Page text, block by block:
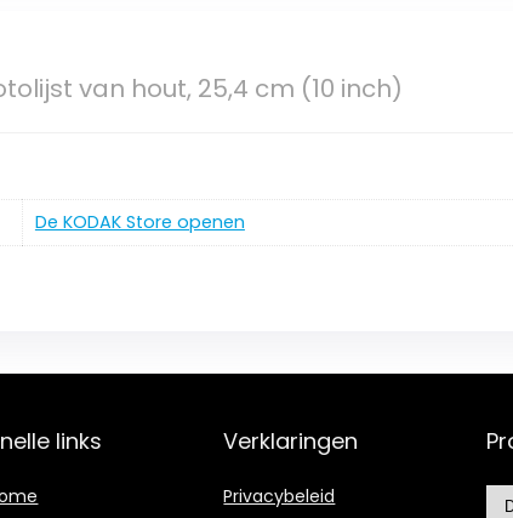
van hout, 25,4 cm (10 inch)
De KODAK Store openen
links Verklaringen
Privacybeleid